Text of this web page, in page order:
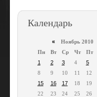
Календарь
«Ноябрь 2010
Пн
Вт Ср Чт Пт
1
2 3 4 5
8
9 10 11 12
15
16 17 18 19
22
23 24 25 26